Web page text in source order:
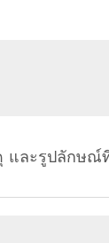
และรูปลักษ